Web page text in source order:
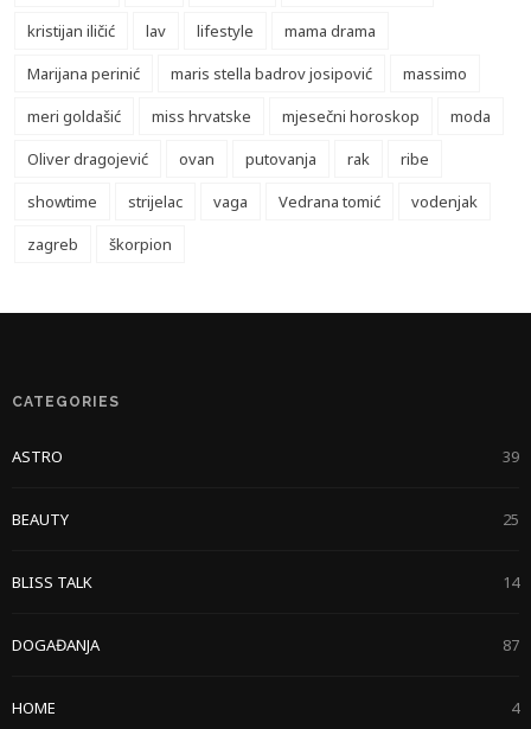
kristijan iličić
lav lifestyle
mama drama
Marijana perinić
maris stella badrov josipović
massimo
meri goldašić
miss hrvatske mjesečni horoskop
moda
Oliver dragojević
ovan putovanja rak
ribe
showtime
strijelac vaga Vedrana tomić
vodenjak
zagreb
škorpion
CATEGORIES
ASTRO 39
BEAUTY 25
BLISS TALK 14
DOGAĐANJA 87
HOME 4